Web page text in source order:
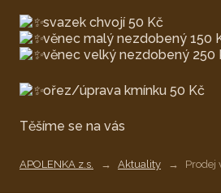
svazek chvojí 50 Kč
věnec malý nezdobený 150
věnec velký nezdobený 250
ořez/úprava kmínku 50 Kč
Těšíme se na vás
APOLENKA z.s. Aktuality Prodej